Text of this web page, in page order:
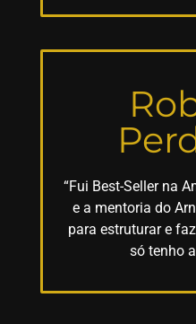
“Fui Best-Seller na
e a mentoria do
para estruturar e
só tenho